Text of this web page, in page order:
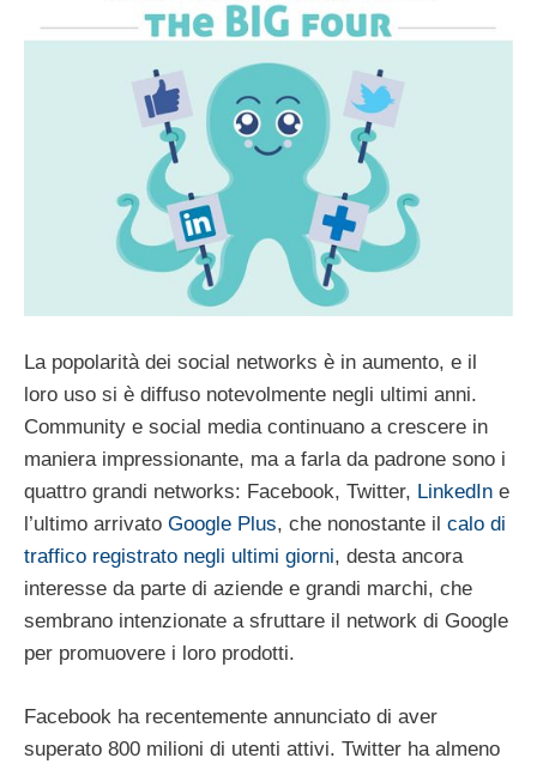
La popolarità dei social networks è in aumento, e il
loro uso si è diffuso notevolmente negli ultimi anni.
Community e social media continuano a crescere in
maniera impressionante, ma a farla da padrone sono i
quattro grandi networks: Facebook, Twitter, LinkedIn e
l’ultimo arrivato Google Plus, che nonostante il calo di
traffico registrato negli ultimi giorni, desta ancora
interesse da parte di aziende e grandi marchi, che
sembrano intenzionate a sfruttare il network di Google
per promuovere i loro prodotti.
Facebook ha recentemente annunciato di aver
superato 800 milioni di utenti attivi. Twitter ha almeno